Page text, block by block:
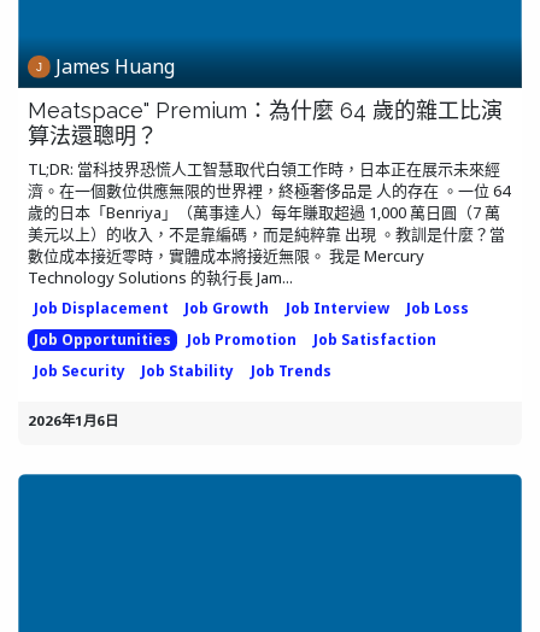
James Huang
Meatspace" Premium：為什麼 64 歲的雜工比演
算法還聰明？
TL;DR: 當科技界恐慌人工智慧取代白領工作時，日本正在展示未來經
濟。在一個數位供應無限的世界裡，終極奢侈品是 人的存在 。一位 64
歲的日本「Benriya」（萬事達人）每年賺取超過 1,000 萬日圓（7 萬
美元以上）的收入，不是靠編碼，而是純粹靠 出現 。教訓是什麼？當
數位成本接近零時，實體成本將接近無限。 我是 Mercury
Technology Solutions 的執行長 Jam...
Job Displacement Job Growth Job Interview
Job Loss
Job Opportunities
Job Promotion
Job Satisfaction
Job Security
Job Stability Job Trends
2026年1月6日